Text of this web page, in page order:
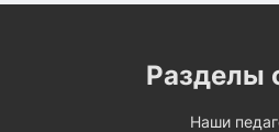
Разделы
Наши